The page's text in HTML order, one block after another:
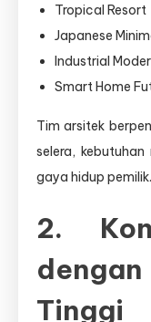
Tropical Resort
Japanese
Industrial
Smart Home
Tim arsitek
selera,
gaya hidup pemilik.
2.
Tinggi